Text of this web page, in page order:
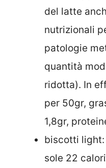
del latte
nutrizionali
patologie
quantità
ridotta). In
per 50gr,
1,8gr,
biscotti
sole 22